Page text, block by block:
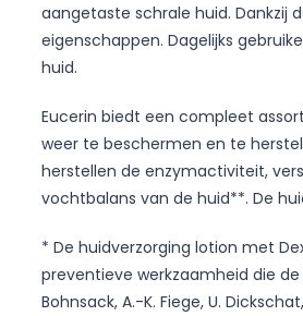
aangetaste schrale huid. Dankzij
eigenschappen. Dagelijks
huid.
Eucerin biedt een compleet
weer te beschermen en te
herstellen de enzymactiviteit,
vochtbalans van de huid**. De
* De huidverzorging lotion met
preventieve werkzaamheid die
Bohnsack, A.-K. Fiege, U.